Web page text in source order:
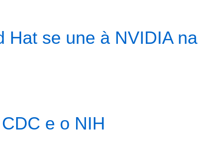
Hat se une à NVIDIA na
e o NIH